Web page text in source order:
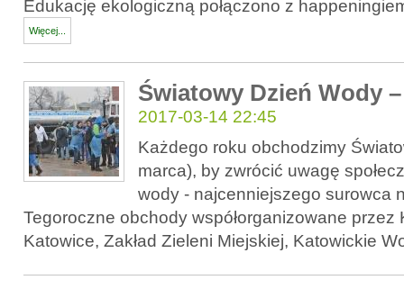
Edukację ekologiczną połączono z
Więcej...
Światowy Dzień Wody
2017-03-14 22:45
Każdego roku obchodzimy
marca), by zwrócić uwagę
wody - najcenniejszego surowca
Tegoroczne obchody współorganizowane przez
Katowice, Zakład Zieleni Miejskiej, Katowickie